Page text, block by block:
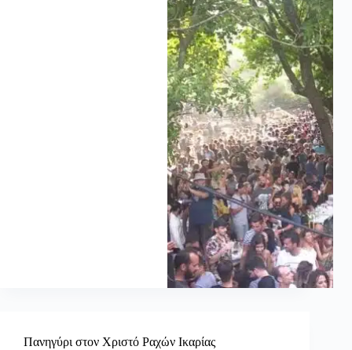
Πανηγύρι στον Χριστό Ραχών Ικαρίας